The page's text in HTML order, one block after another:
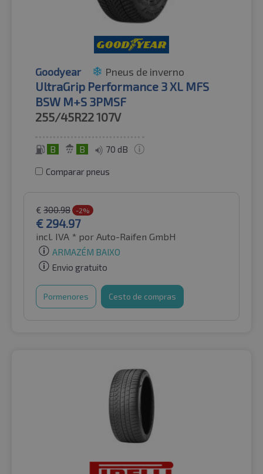
Goodyear Pneus de inverno
UltraGrip Performance 3 XL MFS
BSW M+S 3PMSF
255/45R22107V
B B 70 dB
Comparar pneus
€ 300.98 -2%
€ 294.97
incl. IVA * por Auto-Raifen GmbH
ARMAZÉM BAIXO
Envio gratuito
Pormenores Cesto de compras